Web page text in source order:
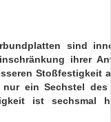
sind
ihrer
Stoßfestigkeit
ein Sechstel des
ist sechsmal